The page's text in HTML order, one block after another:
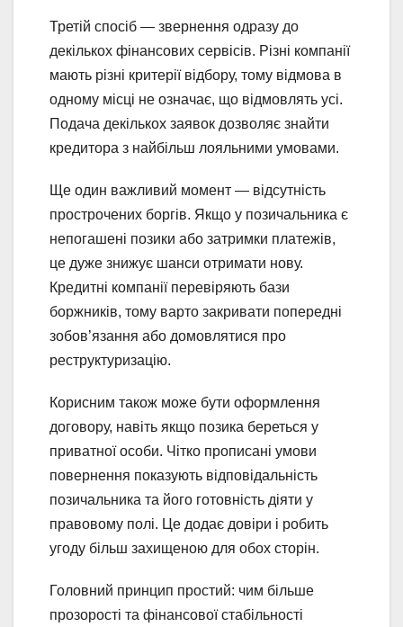
Третій спосіб — звернення одразу до
декількох фінансових сервісів. Різні компанії
мають різні критерії відбору, тому відмова в
одному місці не означає, що відмовлять усі.
Подача декількох заявок дозволяє знайти
кредитора з найбільш лояльними умовами.
Ще один важливий момент — відсутність
прострочених боргів. Якщо у позичальника є
непогашені позики або затримки платежів,
це дуже знижує шанси отримати нову.
Кредитні компанії перевіряють бази
боржників, тому варто закривати попередні
зобов’язання або домовлятися про
реструктуризацію.
Корисним також може бути оформлення
договору, навіть якщо позика береться у
приватної особи. Чітко прописані умови
повернення показують відповідальність
позичальника та його готовність діяти у
правовому полі. Це додає довіри і робить
угоду більш захищеною для обох сторін.
Головний принцип простий: чим більше
прозорості та фінансової стабільності